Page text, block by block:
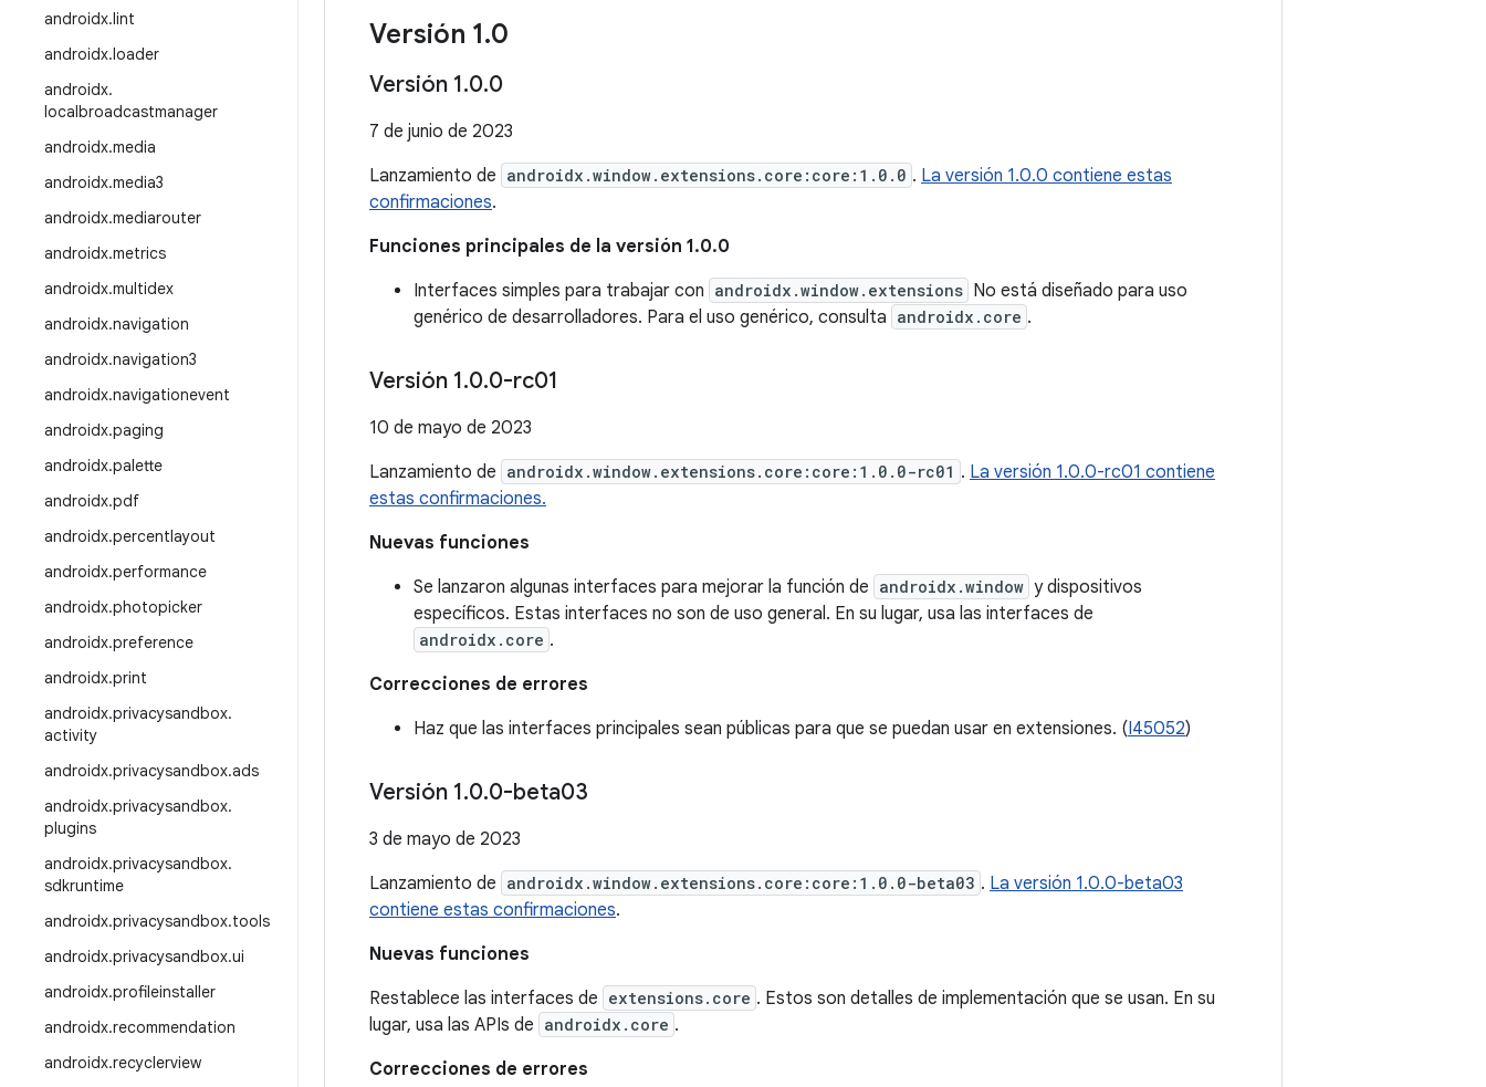
androidx.lint
androidx.loader
androidx.
localbroadcastmanager
androidx.media
androidx.media3
androidx.mediarouter
androidx.metrics
androidx.multidex
androidx.navigation
androidx.navigation3
androidx.navigationevent
androidx.paging
androidx.palette
androidx.pdf
androidx.percentlayout
androidx.performance
androidx.photopicker
androidx.preference
androidx.print
androidx.privacysandbox.
activity
androidx.privacysandbox.ads
androidx.privacysandbox.
plugins
androidx.privacysandbox.
sdkruntime
androidx.privacysandbox.tools
androidx.privacysandbox.ui
androidx.profileinstaller
androidx.recommendation
androidx.recyclerview
Versión 1.0
Versión 1.0.0
7 de junio de 2023
Lanzamiento de androidx.window.extensions.core:core:1.0.0 . La versión 1.0.0 contiene estas
confirmaciones.
Funciones principales de la versión 1.0.0
Interfaces simples para trabajar con androidx.window.extensions No está diseñado para uso
genérico de desarrolladores. Para el uso genérico, consulta androidx.core .
Versión 1.0.0-rc01
10 de mayo de 2023
Lanzamiento de androidx.window.extensions.core:core:1.0.0-rc01 . La versión 1.0.0-rc01 contiene
estas confirmaciones.
Nuevas funciones
Se lanzaron algunas interfaces para mejorar la función de androidx.window y dispositivos
específicos. Estas interfaces no son de uso general. En su lugar, usa las interfaces de
androidx.core .
Correcciones de errores
Haz que las interfaces principales sean públicas para que se puedan usar en extensiones. (I45052)
Versión 1.0.0-beta03
3 de mayo de 2023
Lanzamiento de androidx.window.extensions.core:core:1.0.0-beta03 . La versión 1.0.0-beta03
contiene estas confirmaciones.
Nuevas funciones
Restablece las interfaces de extensions.core . Estos son detalles de implementación que se usan. En su
lugar, usa las APIs de androidx.core .
Correcciones de errores